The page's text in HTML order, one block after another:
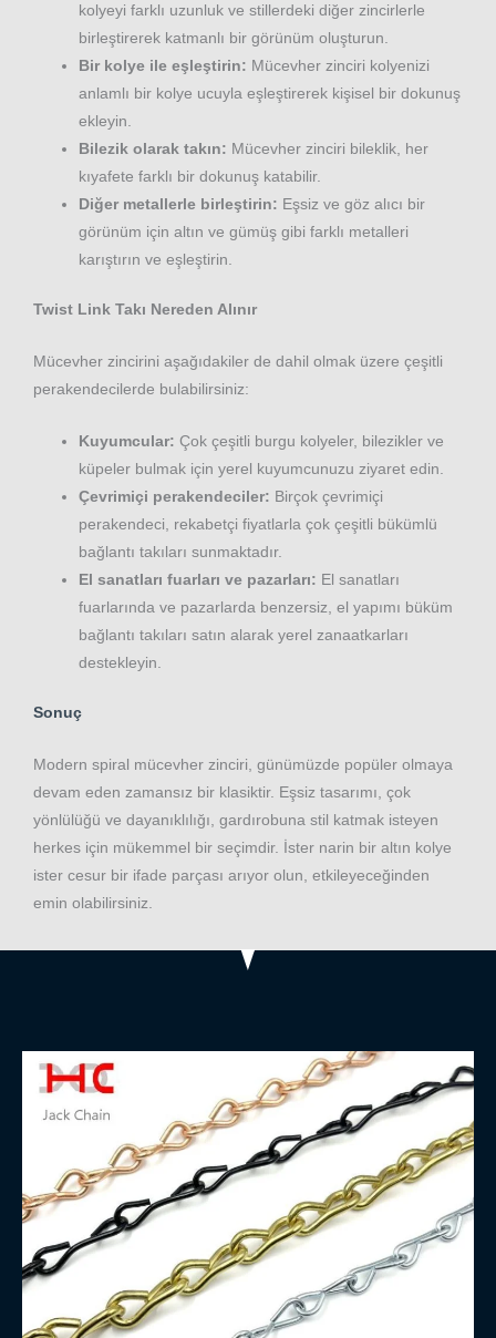
kolyeyi farklı uzunluk ve stillerdeki diğer zincirlerle
birleştirerek katmanlı bir görünüm oluşturun.
Bir kolye ile eşleştirin: Mücevher zinciri kolyenizi
anlamlı bir kolye ucuyla eşleştirerek kişisel bir dokunuş
ekleyin.
Bilezik olarak takın: Mücevher zinciri bileklik, her
kıyafete farklı bir dokunuş katabilir.
Diğer metallerle birleştirin: Eşsiz ve göz alıcı bir
görünüm için altın ve gümüş gibi farklı metalleri
karıştırın ve eşleştirin.
Twist Link Takı Nereden Alınır
Mücevher zincirini aşağıdakiler de dahil olmak üzere çeşitli
perakendecilerde bulabilirsiniz:
Kuyumcular: Çok çeşitli burgu kolyeler, bilezikler ve
küpeler bulmak için yerel kuyumcunuzu ziyaret edin.
Çevrimiçi perakendeciler: Birçok çevrimiçi
perakendeci, rekabetçi fiyatlarla çok çeşitli bükümlü
bağlantı takıları sunmaktadır.
El sanatları fuarları ve pazarları: El sanatları
fuarlarında ve pazarlarda benzersiz, el yapımı büküm
bağlantı takıları satın alarak yerel zanaatkarları
destekleyin.
Sonuç
Modern spiral mücevher zinciri, günümüzde popüler olmaya
devam eden zamansız bir klasiktir. Eşsiz tasarımı, çok
yönlülüğü ve dayanıklılığı, gardırobuna stil katmak isteyen
herkes için mükemmel bir seçimdir. İster narin bir altın kolye
ister cesur bir ifade parçası arıyor olun, etkileyeceğinden
emin olabilirsiniz.